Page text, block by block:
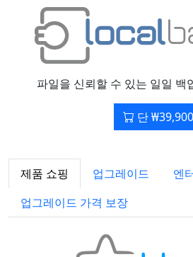
파일을 신뢰할 수 있는 일일 백
단 ₩39,900
제품 쇼핑 업그레이드
엔
업그레이드 가격 보장